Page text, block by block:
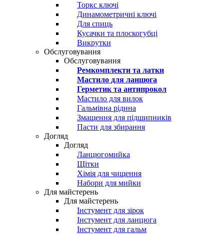
Торкс ключі
Динамометричні ключі
Для спиць
Кусачки та плоскогубці
Викрутки
Обслуговування
Обслуговування
Ремкомплекти та латки
Мастило для ланцюга
Герметик та антипрокол
Мастило для вилок
Гальмівна рідина
Змащення для підшипників
Пасти для збирання
Догляд
Догляд
Ланцюгомийка
Щітки
Хімія для чищення
Набори для мийки
Для майстерень
Для майстерень
Інстумент для зірок
Інстумент для ланцюга
Інстумент для гальм